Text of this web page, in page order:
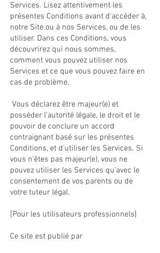
Services. Lisez attentivement les
présentes Conditions avant d'accéder à,
notre Site ou à nos Services, ou de les
utiliser. Dans ces Conditions, vous
découvrirez qui nous sommes,
comment vous pouvez utiliser nos
Services et ce que vous pouvez faire en
cas de problème.
Vous déclarez être majeur(e) et
posséder l'autorité légale, le droit et le
pouvoir de conclure un accord
contraignant basé sur les présentes
Conditions, et d'utiliser les Services. Si
vous n'êtes pas majeur(e), vous ne
pouvez utiliser les Services qu’avec le
consentement de vos parents ou de
votre tuteur légal.
[Pour les utilisateurs professionnels]
Ce site est publié par